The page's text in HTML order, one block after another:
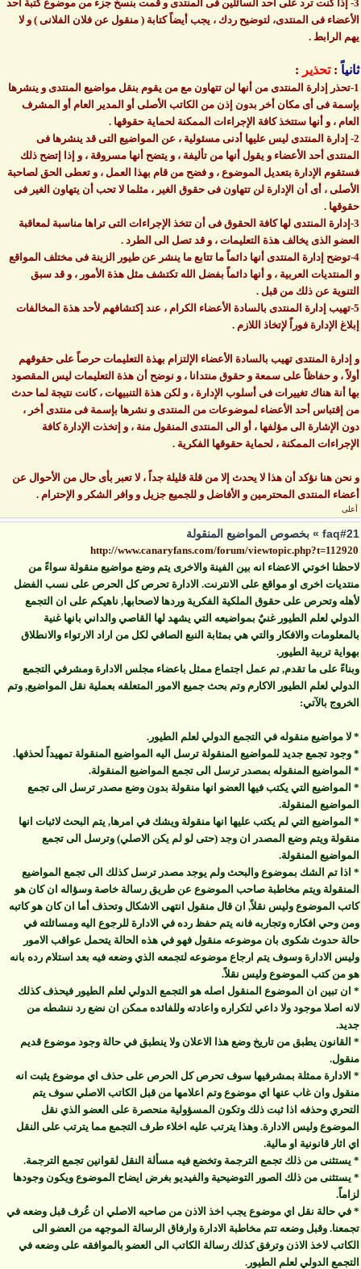
3- إذا كنت ترد على أحد السائلين فى المنتدى و قمت بنسخ جزء من موضوع كتبة أحد
الأعضاء فى المنتدى، لتوضيح ردك ، يجب أيضاً كتابة ( منقول عن فلان الفلانى ) و لا
يهم الرابط .
ثانياً :تحذير :
1-تحذر إدارة المنتدى من أنها لن تتهاون مع من يقوم بنقل مواضيع المنتدى و ينشرها
بإسمة فى أى مكان أخر بدون إذن من الكاتب الأصلى أو المدير العام أو المشرف
العام ، و أنها ستتخذ كافة الإجراءات الممكنة لحماية حقوقها .
2- إدارة المنتدى ليس عليها أدنى مسئولية ، عن المواضيع التى قد ينشرها فى
المنتدى أحد الأعضاء و يقول أنها من تأليفة ، و يتضح أنها مسروقة ، و إذا إتضح ذلك
فستقوم الإدارة بتعديل الموضوع ، و فضح من قام بهذا العمل ، و تعطى الحق لصاحبة
الأصلى ، أى أن الإدارة لن تتهاون فى حقوق الغير ، مثلما لا تحب أن يتهاون الغير فى
حقوقها .
3-إدارة المنتدى لها كافة الحقوق فى أن تتخذ الإجراءات التى تراها مناسبة لمعاقبة
العضو الذى يخالف هذة التعليمات ، و قد تصل الى الطرد .
4-توضح إدارة المنتدى أنها دائماً ما تتابع ما ينشر عن طيور الزينة فى مختلف المواقع
و المنتديات العربية ، و أنها دائماً بفضل الله تكتشف مثل هذة الأمور ، و قد سبق
التنوية عن ذلك من قبل .
5-تهيب إدارة المنتدى بالسادة الأعضاء الكرام ، عند إكتشافهم لأحد هذة المخالفات
إبلاغ الإدارة فوراً لإتخاذ اللازم .
و إدارة المنتدى تهيب بالسادة الأعضاء الإلتزام بهذة التعليمات حرصاً على حقوقهم
أولاً ، و حفاظاً على سمعة و حقوق منتدانا ، و نوضح أن هذة التعليمات ليس المقصود
بها أنة هناك تغييرات فى أسلوب الإدارة ، و لكن هذة التنبيهات ، كانت نتيجة لما حدث
من إقتباس أحد الأعضاء لموضوعات من المنتدى و نشرها بإسمة فى منتدى أخر ،
دون الإشارة الى مؤلفها ، أو الى المنتدى المنقول منة ، و إتخذت الإدارة كافة
الإجراءات الممكنة ، لحماية حقوقها الفكرية .
و نحن هنا نؤكد أن هذا لا يحدث إلا من قلة قليلة جداً ، لا تعبر بأى حال من الأحوال عن
أعضاء المنتدى المحترمين و الأفاضل و للجميع جزيل و وافر الشكر و الإحترام .
أعلى
faq#21 » بخصوص المواضيع المنقولة
http://www.canaryfans.com/forum/viewtopic.php?t=112920
لاحظنا اخوتي الاعضاء انه بين الفينة والاخرى يتم وضع مواضيع منقولة سواءً من
منتديات اخرى او مواقع على الانترنت. الادارة تحرص كل الحرص على نسب الفضل
لأهله وتحرص على حقوق الملكية الفكرية وردها لاصحابها, ناهيكم على ان التجمع
الدولي لعلم الطيور غنيٌ بمواضيعه التي يشهد لها القاصي والداني بانها غنية
بالمعلومات والافكار والتي هي بمثابة النبع الصافي لكل من اراد الارتواء والانطلاق
بهواية تربية الطيور.
وبناءً على ما تقدم, تم عمل اجتماع ممثل باعضاء مجلس الادارة ومشرفي التجمع
الدولي لعلم الطيور الاكارم وتم بحث جميع الامور المتعلقه بعملية نقل المواضيع, وتم
الخروج بالآتي:
* لا مواضيع منقوله في التجمع الدولي لعلم الطيور.
* وجود تجمع جديد للمواضيع المنقولة ترسل اليه المواضيع المنقولة تمهيداً لحذفها.
* المواضيع المنقوله بمصدر ترسل الى تجمع المواضيع المنقولة.
* المواضيع التي يكتب فيها العضو انها منقولة بدون وضع مصدر ترسل الى تجمع
المواضيع المنقولة.
* المواضيع التي لم يكتب عليها انها منقولة ويشك في امرها, يتم البحث لاثبات انها
منقولة ويتم وضع المصدر ان وجد (حتى لو لم يكن الاصلي) وترسل الى تجمع
المواضيع المنقولة.
* اذا تم الشك بموضوع والبحث ولم يوجد مصدر ترسل كذلك الى تجمع المواضيع
المنقولة ويتم مخاطبة صاحب الموضوع عن طريق رسالة خاصة وسؤاله ان كان هو
كاتب الموضوع وليس نقلاً, ان قال منقول انتهى الاشكال وتحذف أما ان كان هو كاتبه
ومن وحي افكاره وتجاربه فانه يتم حفظ رده في الادارة للرجوع اليه ومسائلته في
حالة حدوث شكوى بان موضوعه منقول فهو في هذه الحالة يتحمل عواقب الامور
وليس الادارة وسوف يتم ارجاع موضوعه لتجمعه الذي وضعه فيه بعد استلام رده بانه
هو من كتب الموضوع وليس نقلاً.
* ان تبين ان الموضوع المنقول اصله هو التجمع الدولي لعلم الطيور فيحذف كذلك
لانه اصلا موجود ولا داعي لتكراره واعادته وللفائده ممكن ان نضع رد ننشطه من
جديد.
* القانون يطبق من تاريخ وضع هذا الاعلان ولا ينطبق في حالة وجود موضوع قديم
منقول.
* الادارة ممثلة بمشرفيها سوف تحرص كل الحرص على حذف اي موضوع يثبت انه
منقول وان غاب عنها اي موضوع وتم اعلامها من قبل الكاتب الاصلي سوف يتم
التحري وحذفه اذا ثبت ذلك وتكون المسؤولية منحصرة على العضو الذي نقل
الموضوع وليس الادارة. وهذا يترتب عليه اخلاء طرف التجمع مما يترتب على النقل
اي اثار قانونية او مالية.
* يستثنى من ذلك تجمع الترجمة وتخضع فيه مسألة النقل لقوانين تجمع الترجمة.
* يستثنى من ذلك الصور التوضيحية والفيديو بغرض ايضاح الموضوع ويكون وجودها
لزاماً.
* في حالة نقل اي موضوع يجب اخذ الاذن من صاحبه الاصلي ان عُرف قبل وضعه في
تجمعنا. وقبل وضعه تتم مخاطبة الادارة وارفاق الرسالة الموجهه من العضو الى
الكاتب لاخذ الاذن وترفق كذلك رسالة الكاتب الى العضو بالموافقه على وضعه في
التجمع الدولي لعلم الطيور.